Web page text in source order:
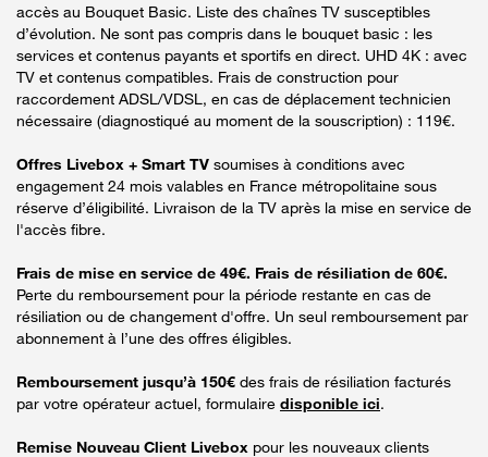
accès au Bouquet Basic. Liste des chaînes TV susceptibles
d’évolution. Ne sont pas compris dans le bouquet basic : les
services et contenus payants et sportifs en direct. UHD 4K : avec
TV et contenus compatibles. Frais de construction pour
raccordement ADSL/VDSL, en cas de déplacement technicien
nécessaire (diagnostiqué au moment de la souscription) : 119€.
Offres Livebox + Smart TV soumises à conditions avec
engagement 24 mois valables en France métropolitaine sous
réserve d’éligibilité. Livraison de la TV après la mise en service de
l'accès fibre.
Frais de mise en service de 49€. Frais de résiliation de 60€.
Perte du remboursement pour la période restante en cas de
résiliation ou de changement d'offre. Un seul remboursement par
abonnement à l’une des offres éligibles.
Remboursement jusqu’à 150€ des frais de résiliation facturés
par votre opérateur actuel, formulaire disponible ici.
Remise Nouveau Client Livebox pour les nouveaux clients